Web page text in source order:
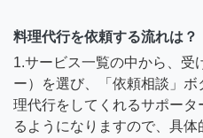
料理代行を依頼する流れは？
1.サービス一覧の中から、受
ー）を選び、「依頼相談」
理代行をしてくれるサポー
るようになりますので、具